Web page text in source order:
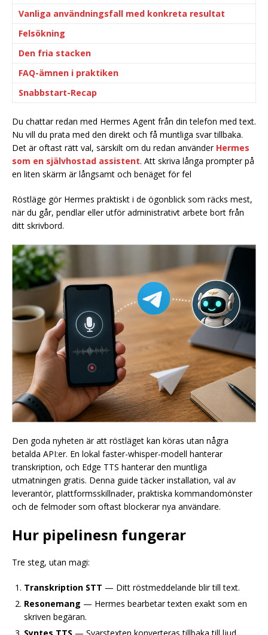
Vanliga användningsfall med konkreta resultat
Felsökning
Den fria stacken
FAQ-ämnen i praktiken
Snabbstart-Recap
Du chattar redan med Hermes Agent från din telefon med text.
Nu vill du prata med den direkt och få muntliga svar tillbaka.
Det är oftast rätt val, särskilt om du redan använder Hermes
som en självhostad assistent. Att skriva långa prompter på
en liten skärm är långsamt och benäget för fel
Röstläge gör Hermes praktiskt i de ögonblick som räcks mest,
när du går, pendlar eller utför administrativt arbete bort från
ditt skrivbord.
Den goda nyheten är att röstläget kan köras utan några
betalda API:er. En lokal faster-whisper-modell hanterar
transkription, och Edge TTS hanterar den muntliga
utmatningen gratis. Denna guide täcker installation, val av
leverantör, plattformsskillnader, praktiska kommandomönster
och de felmoder som oftast blockerar nya användare.
Hur pipelinesn fungerar
Tre steg, utan magi:
Transkription STT — Ditt röstmeddelande blir till text.
Resonemang — Hermes bearbetar texten exakt som en
skriven begäran.